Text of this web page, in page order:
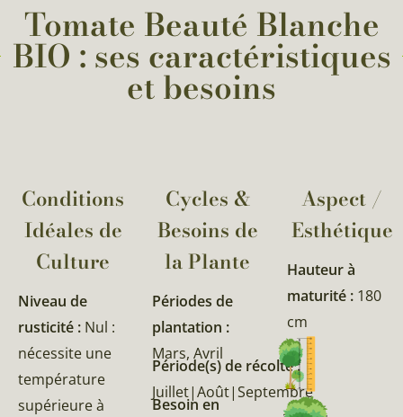
Tomate Beauté Blanche
BIO : ses caractéristiques
et besoins
Conditions
Idéales de
Culture
Niveau de
rusticité : Nul :
nécessite une
température
supérieure à
Cycles &
Besoins de
la Plante​
Périodes de
plantation :
Mars, Avril
Période(s) de récolte :
Juillet|Août|Septembre
Besoin en
Aspect /
Esthétique
Hauteur à
maturité : 180
cm